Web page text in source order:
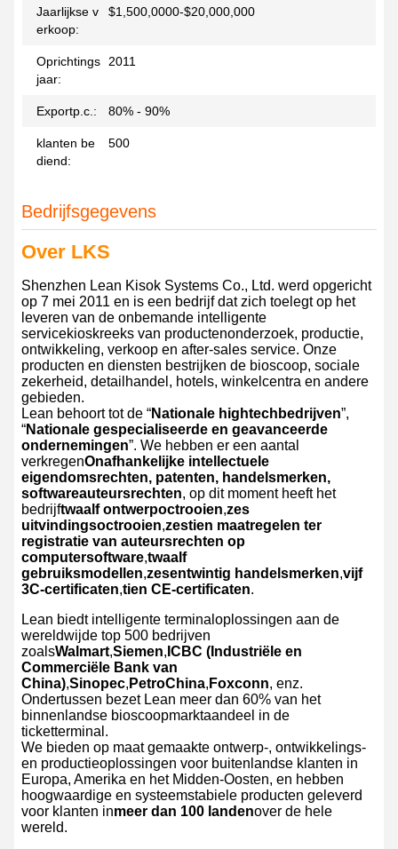
Jaarlijkse v
erkoop:
$1,500,0000-$20,000,000
Oprichtings
jaar:
2011
Exportp.c.: 80% - 90%
klanten be
diend:
500
Bedrijfsgegevens
Over LKS
Shenzhen Lean Kisok Systems Co., Ltd. werd opgericht
op 7 mei 2011 en is een bedrijf dat zich toelegt op het
leveren van de onbemande intelligente
servicekioskreeks van productenonderzoek, productie,
ontwikkeling, verkoop en after-sales service. Onze
producten en diensten bestrijken de bioscoop, sociale
zekerheid, detailhandel, hotels, winkelcentra en andere
gebieden.
Lean behoort tot de “Nationale hightechbedrijven”,
“Nationale gespecialiseerde en geavanceerde
ondernemingen”. We hebben er een aantal
verkregenOnafhankelijke intellectuele
eigendomsrechten, patenten, handelsmerken,
softwareauteursrechten, op dit moment heeft het
bedrijftwaalf ontwerpoctrooien,zes
uitvindingsoctrooien,zestien maatregelen ter
registratie van auteursrechten op
computersoftware,twaalf
gebruiksmodellen,zesentwintig handelsmerken,vijf
3C-certificaten,tien CE-certificaten.
Lean biedt intelligente terminaloplossingen aan de
wereldwijde top 500 bedrijven
zoalsWalmart,Siemen, ICBC (Industriële en
Commerciële Bank van
China),Sinopec, PetroChina, Foxconn, enz.
Ondertussen bezet Lean meer dan 60% van het
binnenlandse bioscoopmarktaandeel in de
ticketterminal.
We bieden op maat gemaakte ontwerp-, ontwikkelings-
en productieoplossingen voor buitenlandse klanten in
Europa, Amerika en het Midden-Oosten, en hebben
hoogwaardige en systeemstabiele producten geleverd
voor klanten inmeer dan 100 landenover de hele
wereld.